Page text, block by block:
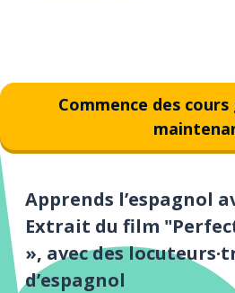
Commence des
Apprends l’espagnol
Extrait du film
», avec des
d’espagnol